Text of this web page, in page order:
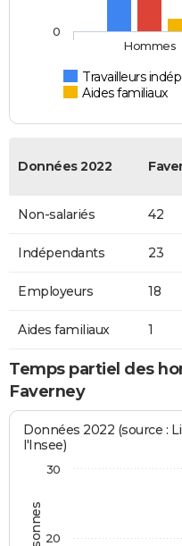
Travailleurs
Aides familiaux
Hommes
0
Données 2022
Non-salariés 42
Indépendants 23
Employeurs 18
Aides familiaux 1
Temps partiel des
Faverney
Données 2022 (source :
l'Insee)
20
30